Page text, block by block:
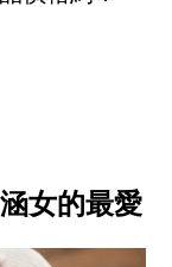
女的最愛